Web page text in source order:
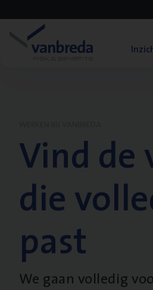
Vind de
die
past
We gaan volledig